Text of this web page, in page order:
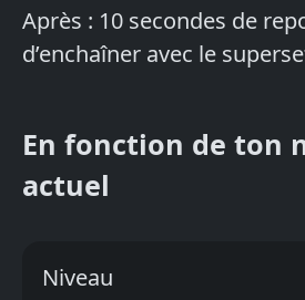
Après : 10 secondes de
d’enchaîner avec le
En fonction de ton
actuel
Niveau